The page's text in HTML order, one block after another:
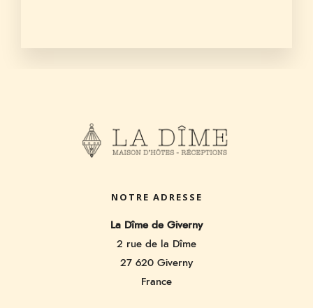
NOTRE ADRESSE
La Dîme de Giverny
2 rue de la Dîme
27 620 Giverny
France